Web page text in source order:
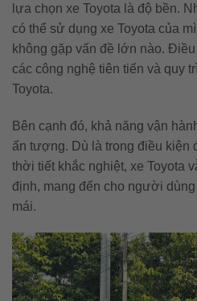
lựa chọn xe Toyota là độ bền.
có thể sử dụng xe Toyota của
không gặp vấn đề lớn nào.
các công nghệ tiên tiến và quy
Toyota.
Bên cạnh đó, khả năng vận
ấn tượng. Dù là trong điều kiện
thời tiết khắc nghiệt, xe Toyota
định, mang đến cho người
mái.